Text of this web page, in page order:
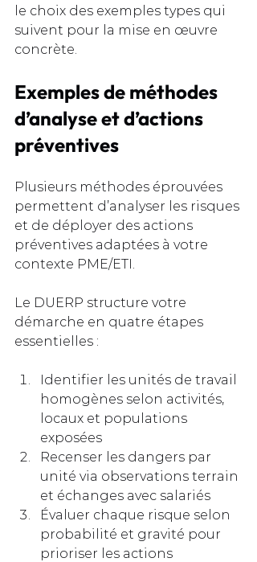
le choix des exemples types qui
suivent pour la mise en œuvre
concrète.
Exemples de méthodes
d’analyse et d’actions
préventives
Plusieurs méthodes éprouvées
permettent d’analyser les risques
et de déployer des actions
préventives adaptées à votre
contexte PME/ETI.
Le DUERP structure votre
démarche en quatre étapes
essentielles :
Identifier les unités de travail
homogènes selon activités,
locaux et populations
exposées
Recenser les dangers par
unité via observations terrain
et échanges avec salariés
Évaluer chaque risque selon
probabilité et gravité pour
prioriser les actions